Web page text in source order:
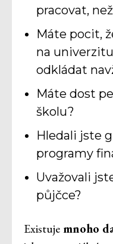
pracovat,
Máte pocit,
na
odkládat
Máte dost
školu?
Hledali jste
programy
Uvažovali
půjčce?
Existuje mnoho